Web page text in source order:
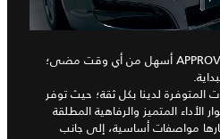
أصبح الآن شراء سيارة جاكوار APPROVED أسهل من أي وقت مضى؛
لدينا بكل ثقة؛ حيث توفر
الأداء المتميز والرفاهية المطلقة
مواصفات أساسية، إلى جانب